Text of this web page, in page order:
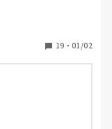
いう先生がほとん
19 ・ 01/02